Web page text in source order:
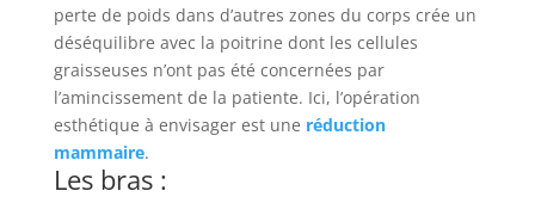
perte de poids dans d’autres zones du corps crée un
déséquilibre avec la poitrine dont les cellules
graisseuses n’ont pas été concernées par
l’amincissement de la patiente. Ici, l’opération
esthétique à envisager est une réduction
mammaire.
Les bras :